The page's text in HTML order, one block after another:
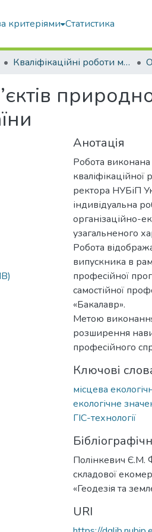
критеріями Статистика
Кваліфікаційні роботи магістрів
Анотація
Робота
ректора НУБіП
індивідуальна
організаційно-
узагальненого
Робота
випускника в
професійної
самостійної
«Бакалавр».
Метою виконання
розширення
професійного
Ключові
місцева
екологічне
ГІС-технології
Полінкевич Є.М.
складової
«Геодезія та
URI